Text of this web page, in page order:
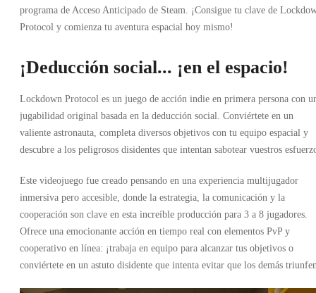
programa de Acceso Anticipado de Steam. ¡Consigue tu clave de
Protocol y comienza tu aventura espacial hoy mismo!
¡Deducción social... ¡en el espacio!
Lockdown Protocol es un juego de acción indie en primera persona con
jugabilidad original basada en la deducción social. Conviértete en un
valiente astronauta, completa diversos objetivos con tu equipo espacial y
descubre a los peligrosos disidentes que intentan sabotear vuestros
Este videojuego fue creado pensando en una experiencia multijugador
inmersiva pero accesible, donde la estrategia, la comunicación y la
cooperación son clave en esta increíble producción para 3 a 8 jugadores.
Ofrece una emocionante acción en tiempo real con elementos PvP y
cooperativo en línea: ¡trabaja en equipo para alcanzar tus objetivos o
conviértete en un astuto disidente que intenta evitar que los demás